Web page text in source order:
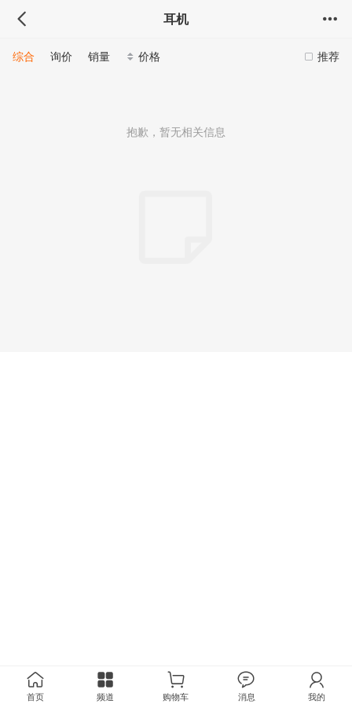
耳机
推荐
综合 询价 销量 价格
抱歉，暂无相关信息
首页 频道 购物车 消息 我的